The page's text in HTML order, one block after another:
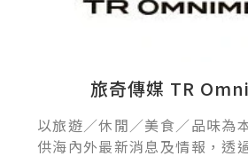
旅奇傳媒 TR
以旅遊／休閒／美食／品味為
供海內外最新消息及情報，透